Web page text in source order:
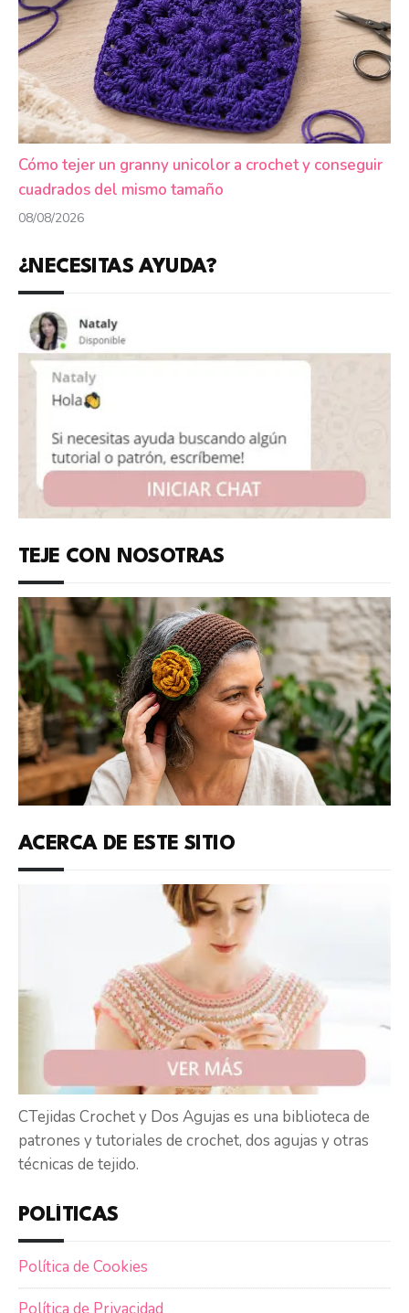
Cómo tejer un granny unicolor a crochet y conseguir
cuadrados del mismo tamaño
08/08/2026
¿NECESITAS AYUDA?
TEJE CON NOSOTRAS
ACERCA DE ESTE SITIO
CTejidas Crochet y Dos Agujas es una biblioteca de
patrones y tutoriales de crochet, dos agujas y otras
técnicas de tejido.
POLÍTICAS
Política de Cookies